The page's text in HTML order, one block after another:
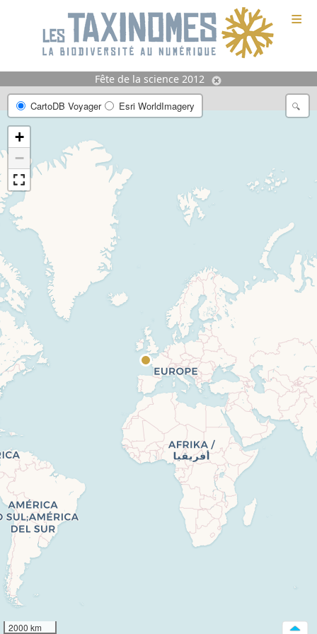
≡
Fête de la science 2012
CartoDB Voyager
Esri WorldImagery
+
−
2000 km